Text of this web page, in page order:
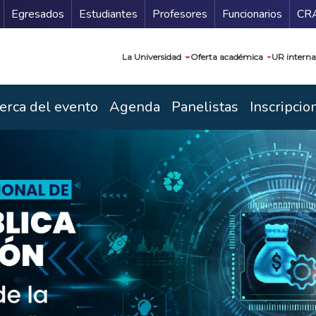
Secundario
Egresados Estudiantes Profesores Funcionarios
La Universidad Oferta académica UR
del evento Agenda Panelistas